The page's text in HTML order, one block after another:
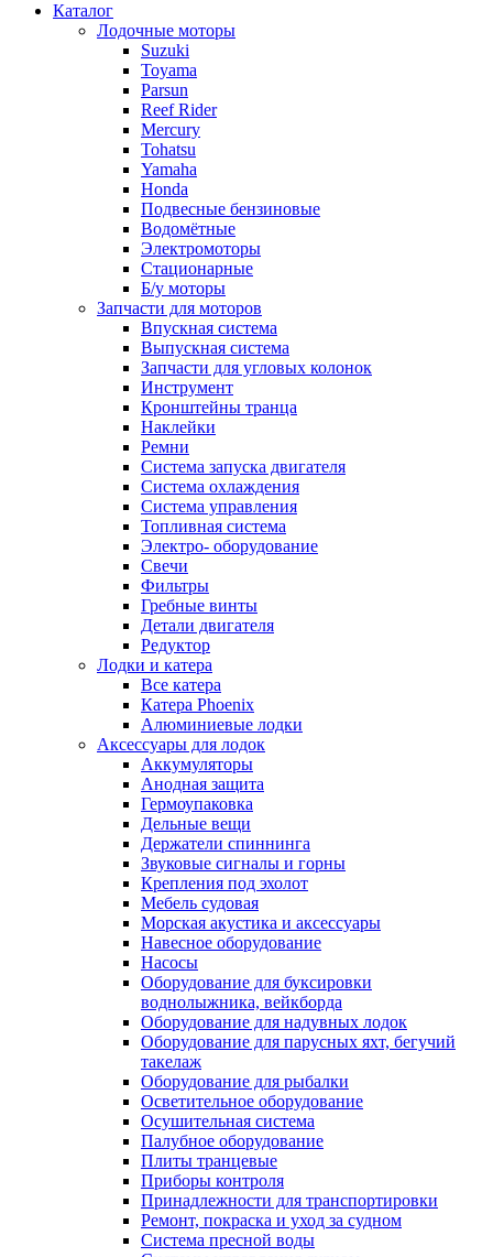
Каталог
Лодочные моторы
Suzuki
Toyama
Parsun
Reef Rider
Mercury
Tohatsu
Yamaha
Honda
Подвесные бензиновые
Водомётные
Электромоторы
Стационарные
Б/у моторы
Запчасти для моторов
Впускная система
Выпускная система
Запчасти для угловых колонок
Инструмент
Кронштейны транца
Наклейки
Ремни
Система запуска двигателя
Система охлаждения
Система управления
Топливная система
Электро- оборудование
Свечи
Фильтры
Гребные винты
Детали двигателя
Редуктор
Лодки и катера
Все катера
Катера Phoenix
Алюминиевые лодки
Аксессуары для лодок
Аккумуляторы
Анодная защита
Гермоупаковка
Дельные вещи
Держатели спиннинга
Звуковые сигналы и горны
Крепления под эхолот
Мебель судовая
Морская акустика и аксессуары
Навесное оборудование
Насосы
Оборудование для буксировки
воднолыжника, вейкборда
Оборудование для надувных лодок
Оборудование для парусных яхт, бегучий
такелаж
Оборудование для рыбалки
Осветительное оборудование
Осушительная система
Палубное оборудование
Плиты транцевые
Приборы контроля
Принадлежности для транспортировки
Ремонт, покраска и уход за судном
Система пресной воды